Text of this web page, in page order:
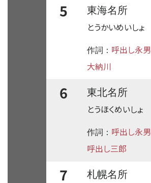
5
東海名所
とうかいめいしょ
作詞： 呼出し永男
大納川
6
東北名所
とうほくめいしょ
作詞： 呼出し永男
呼出し三郎
7
札幌名所